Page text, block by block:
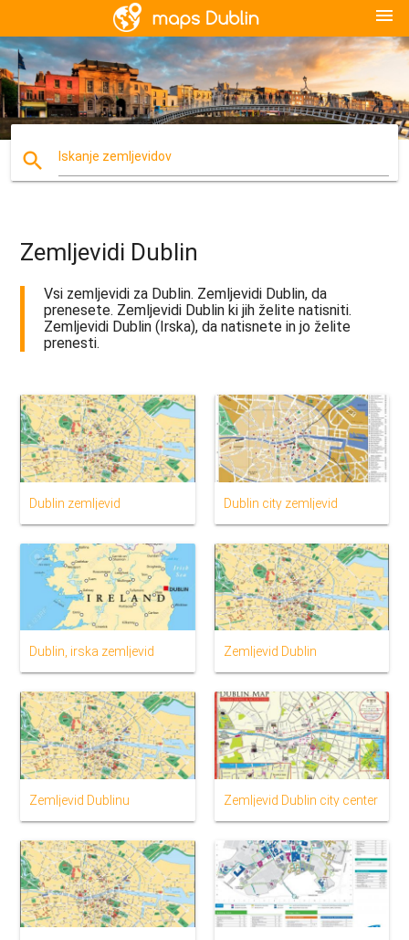
menu
search Iskanje zemljevidov
Zemljevidi Dublin
Vsi zemljevidi za Dublin. Zemljevidi Dublin, da
prenesete. Zemljevidi Dublin ki jih želite natisniti.
Zemljevidi Dublin (Irska), da natisnete in jo želite
prenesti.
Dublin zemljevid Dublin city zemljevid
Dublin, irska zemljevid Zemljevid Dublin
Zemljevid Dublinu Zemljevid Dublin city center